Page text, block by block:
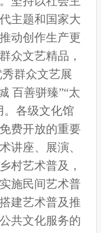
主题和国家大
动创作生产更
众文艺精品，
秀群众文艺展
百善骈臻”“太
各级文化馆
费开放的重要
讲座、展演、
村艺术普及，
施民间艺术普
建艺术普及推
共文化服务的